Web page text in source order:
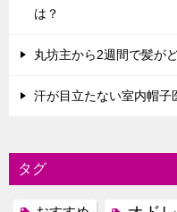
は？
丸坊主から2週間で髪が
汗が目立たない室内帽子
タグ